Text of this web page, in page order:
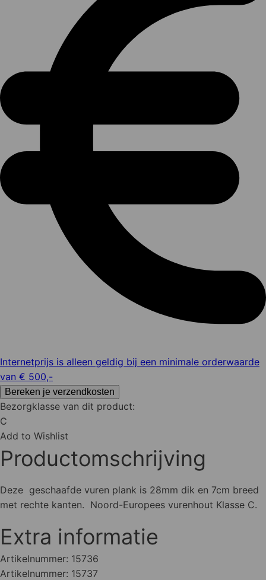
Internetprijs is alleen geldig bij een minimale orderwaarde
van € 500,-
Bereken je verzendkosten
Bezorgklasse van dit product:
C
Add to Wishlist
Productomschrijving
Deze geschaafde vuren plank is 28mm dik en 7cm breed
met rechte kanten. Noord-Europees vurenhout Klasse C.
Extra informatie
Artikelnummer: 15736
Artikelnummer: 15737